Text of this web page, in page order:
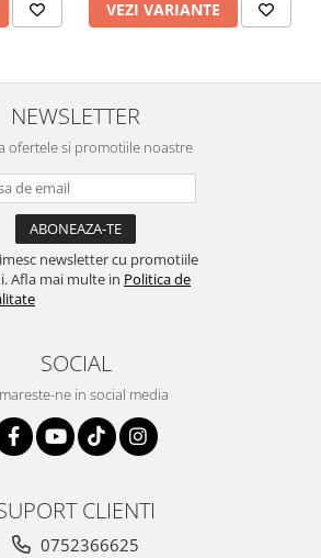
VEZI VARIANTE
NEWSLETTER
ofertele si promotiile noastre
newsletter cu promotiile
Afla mai multe in Politica de
SOCIAL
ne in social media
CLIENTI
0752366625